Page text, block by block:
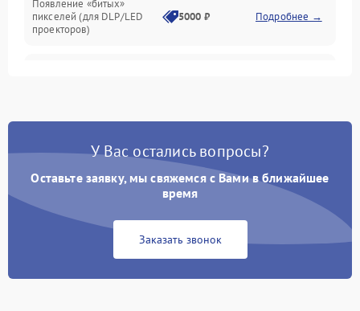
Появление «битых»
пикселей (для DLP/LED
проекторов)
5000 ₽ Подробнее →
Нестабильная яркость или
Неравномерная подсветка
4500 ₽ Подробнее →
автоматическая коррекция
трапеции (Keystone)
3000 ₽ Подробнее →
У Вас остались вопросы?
Оставьте заявку, мы свяжемся с Вами в ближайшее
время
Заказать звонок